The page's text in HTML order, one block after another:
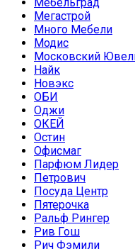
Мегастрой
Много Мебели
Модис
Московский
Найк
Новэкс
ОБИ
Оджи
ОКЕЙ
Остин
Офисмаг
Парфюм Лидер
Петрович
Посуда Центр
Пятерочка
Ральф Рингер
Рив Гош
Рич Фэмили